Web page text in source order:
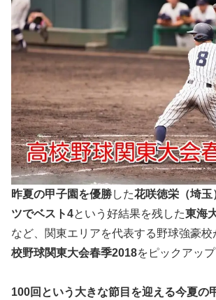
昨夏の甲子園を優勝した花咲徳栄（埼玉
ツでベスト4という好結果を残した東海
など、関東エリアを代表する野球強豪校
校野球関東大会春季2018をピックアップ
100回という大きな節目を迎える今夏の